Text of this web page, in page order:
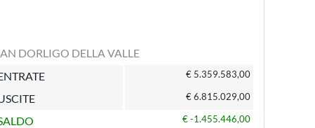
DORLIGO DELLA VALLE
€ 5.359.583,00
€ 6.815.029,00
€ -1.455.446,00